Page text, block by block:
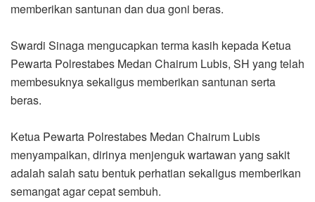
memberikan santunan dan dua goni beras.
Swardi Sinaga mengucapkan terma kasih kepada Ketua
Pewarta Polrestabes Medan Chairum Lubis, SH yang telah
membesuknya sekaligus memberikan santunan serta
beras.
Ketua Pewarta Polrestabes Medan Chairum Lubis
menyampaikan, dirinya menjenguk wartawan yang sakit
adalah salah satu bentuk perhatian sekaligus memberikan
semangat agar cepat sembuh.